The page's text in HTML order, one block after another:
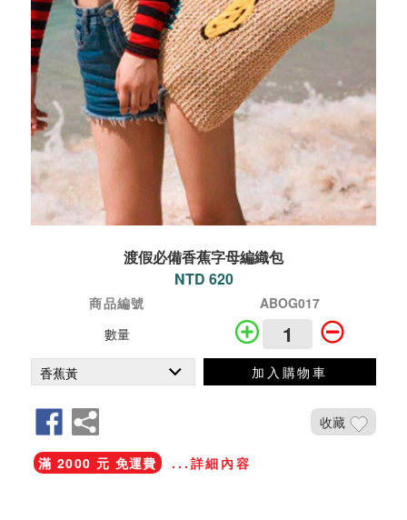
渡假必備香蕉字母編織包
NTD 620
商品編號
ABOG017
數量
加入購物車
收藏
滿 2000 元 免運費 ...詳細內容